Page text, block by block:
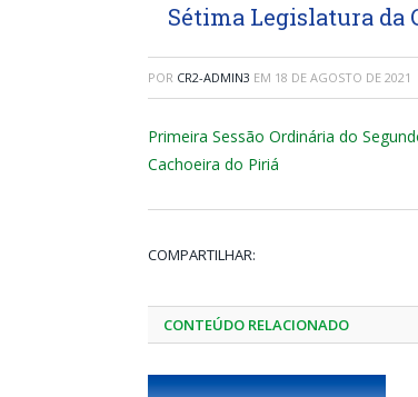
Sétima Legislatura da
POR CR2-ADMIN3 EM 18 DE AGOSTO DE 2021
Primeira Sessão Ordinária do
Cachoeira do Piriá
COMPARTILHAR:
CONTEÚDO RELACIONADO